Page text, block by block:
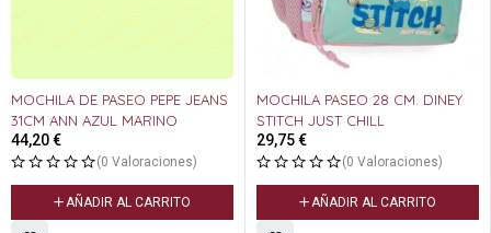
MOCHILA DE PASEO PEPE JEANS
31CM ANN AZUL MARINO
44,20€
(0 Valoraciones)
AÑADIR AL CARRITO
MOCHILA PASEO 28 CM. DINEY
STITCH JUST CHILL
29,75€
(0 Valoraciones)
AÑADIR AL CARRITO